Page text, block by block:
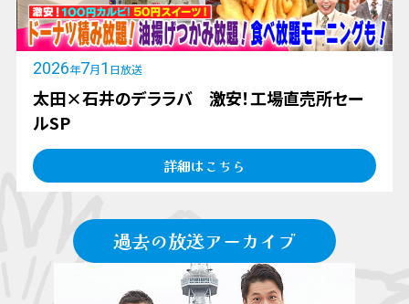
2026年7月 1 日放送
太田×石井のデララバ 激安！工場直売所セー
ルSP
詳細はこちら
過去の放送アーカイブ